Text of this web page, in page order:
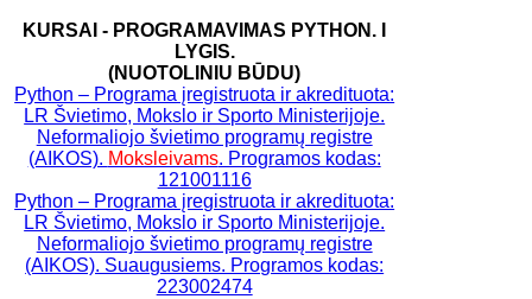
KURSAI - ​PROGRAMAVIMAS PYTHON. I
LYGIS.
(NUOTOLINIU BŪDU)
Python – Programa įregistruota ir akredituota:
LR Švietimo, Mokslo ir Sporto Ministerijoje.
Neformaliojo švietimo programų registre
(AIKOS). Moksleivams. Programos kodas:
121001116
Python – Programa įregistruota ir akredituota:
LR Švietimo, Mokslo ir Sporto Ministerijoje.
Neformaliojo švietimo programų registre
(AIKOS). Suaugusiems. Programos kodas:
223002474